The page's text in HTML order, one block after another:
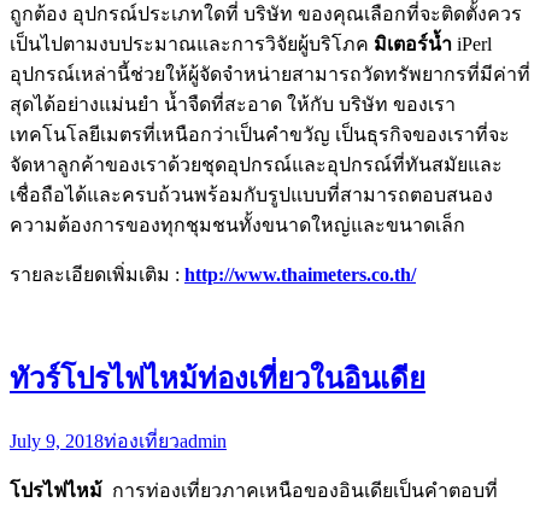
ถูกต้อง อุปกรณ์ประเภทใดที่ บริษัท ของคุณเลือกที่จะติดตั้งควร
เป็นไปตามงบประมาณและการวิจัยผู้บริโภค มิเตอร์น้ำ iPerl
อุปกรณ์เหล่านี้ช่วยให้ผู้จัดจำหน่ายสามารถวัดทรัพยากรที่มีค่าที่
สุดได้อย่างแม่นยำ น้ำจืดที่สะอาด ให้กับ บริษัท ของเรา
เทคโนโลยีเมตรที่เหนือกว่าเป็นคำขวัญ เป็นธุรกิจของเราที่จะ
จัดหาลูกค้าของเราด้วยชุดอุปกรณ์และอุปกรณ์ที่ทันสมัยและ
เชื่อถือได้และครบถ้วนพร้อมกับรูปแบบที่สามารถตอบสนอง
ความต้องการของทุกชุมชนทั้งขนาดใหญ่และขนาดเล็ก
รายละเอียดเพิ่มเติม : http://www.thaimeters.co.th/
ทัวร์โปรไฟไหม้ท่องเที่ยวในอินเดีย
July 9, 2018ท่องเที่ยวadmin
โปรไฟไหม้ การท่องเที่ยวภาคเหนือของอินเดียเป็นคำตอบที่